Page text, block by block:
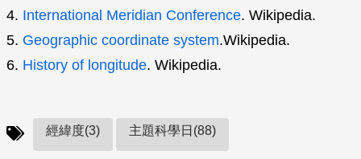
4. International Meridian Conference. Wikipedia.
5. Geographic coordinate system.Wikipedia.
6. History of longitude. Wikipedia.
經緯度(3) 主題科學日(88)